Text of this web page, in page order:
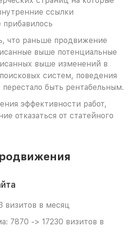
ссылки
что раньше продвижение
выше потенциальные
выше изменений в
систем, поведения
перестало быть рентабельным.
эффективности работ,
отказаться от статейного
визитов в месяц
7870 -> 17230 визитов в